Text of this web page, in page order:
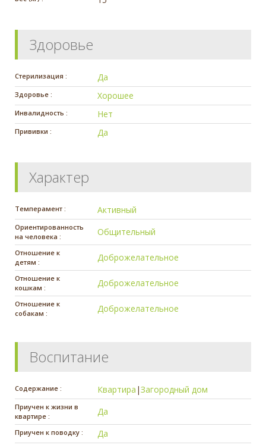
Здоровье
Стерилизация : Да
Здоровье : Хорошее
Инвалидность : Нет
Прививки : Да
Характер
Темперамент : Активный
Ориентированность
на человека :
Общительный
Отношение к
детям :
Доброжелательное
Отношение к
кошкам :
Доброжелательное
Отношение к
собакам :
Доброжелательное
Воспитание
Содержание : Квартира |Загородный дом
Приучен к жизни в
квартире :
Да
Приучен к поводку : Да